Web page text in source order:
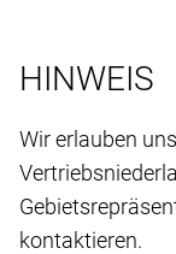
HINWEIS
Wir erlauben
kontaktieren.